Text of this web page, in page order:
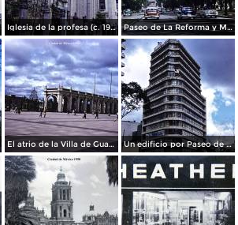
Iglesia de la profesa (c. 1950) Paseo de La Reforma y Mto a La Independencia 1950
El atrio de la Villa de Guadalupe 1950. Un edificio por Paseo de La Reforma 1950